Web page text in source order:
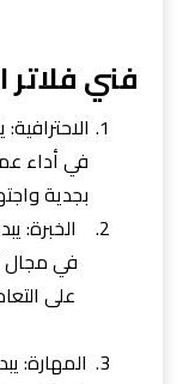
فني
في أداء
بجدية
الخبرة:
في مجال
على
المهارة: